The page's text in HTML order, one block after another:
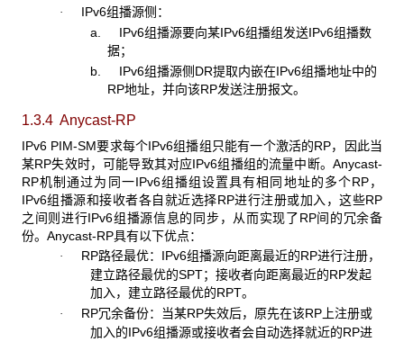
· IPv6组播源侧：
a. IPv6组播源要向某IPv6组播组发送IPv6组播数
据；
b. IPv6组播源侧DR提取内嵌在IPv6组播地址中的
RP地址，并向该RP发送注册报文。
1.3.4 Anycast-RP
IPv6 PIM-SM要求每个IPv6组播组只能有一个激活的RP，因此当
某RP失效时，可能导致其对应IPv6组播组的流量中断。Anycast-
RP机制通过为同一IPv6组播组设置具有相同地址的多个RP，
IPv6组播源和接收者各自就近选择RP进行注册或加入，这些RP
之间则进行IPv6组播源信息的同步，从而实现了RP间的冗余备
份。Anycast-RP具有以下优点：
· RP路径最优：IPv6组播源向距离最近的RP进行注册，
建立路径最优的SPT；接收者向距离最近的RP发起
加入，建立路径最优的RPT。
· RP冗余备份：当某RP失效后，原先在该RP上注册或
加入的IPv6组播源或接收者会自动选择就近的RP进